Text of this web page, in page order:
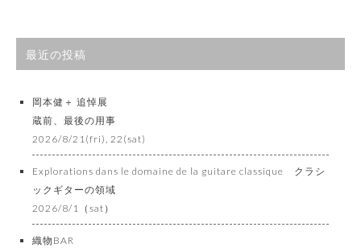
最近の投稿
岡本健＋ 追悼展
蔵前、最後の用事
2026/8/21(fri), 22(sat)
Explorations dans le domaine de la guitare classique クラシ
ックギターの領域
2026/8/1（sat）
織物BAR